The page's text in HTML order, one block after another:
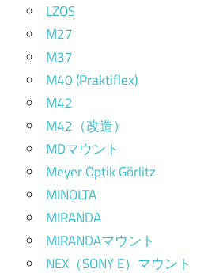
LZOS
M27
M37
M40 (Praktiflex)
M42
M42（改造）
MDマウント
Meyer Optik Görlitz
MINOLTA
MIRANDA
MIRANDAマウント
NEX（SONY E）マウント